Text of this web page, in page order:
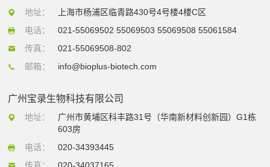
地址：
上海市杨浦区临青路430号4号楼4楼C区
电话：
021-55069502 55069503 55069508 55061584
传真：
021-55069508-802
邮箱：
info@bioplus-biotech.com
广州宝录生物科技有限公司
地址：
广州市黄埔区科丰路31号（华南新材料创新园）G1栋
603房
电话：
020-34393445